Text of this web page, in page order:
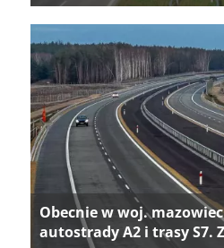
Obecnie w woj.
autostrady A2 i trasy S7.